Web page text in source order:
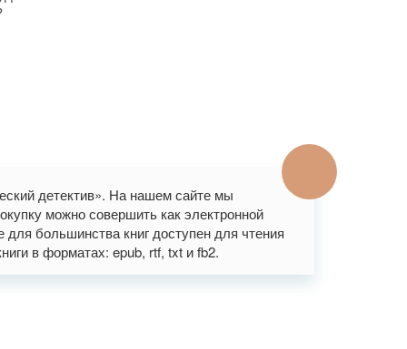
детектив». На нашем сайте мы
можно совершить как электронной
большинства книг доступен для чтения
в форматах: epub, rtf, txt и fb2.